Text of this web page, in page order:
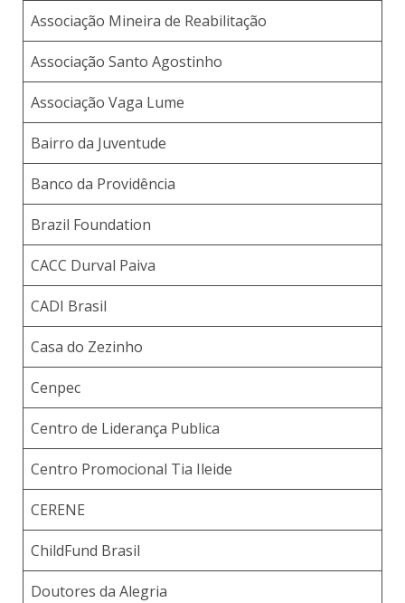
Associação Mineira de Reabilitação
Associação Santo Agostinho
Associação Vaga Lume
Bairro da Juventude
Banco da Providência
Brazil Foundation
CACC Durval Paiva
CADI Brasil
Casa do Zezinho
Cenpec
Centro de Liderança Publica
Centro Promocional Tia Ileide
CERENE
ChildFund Brasil
Doutores da Alegria